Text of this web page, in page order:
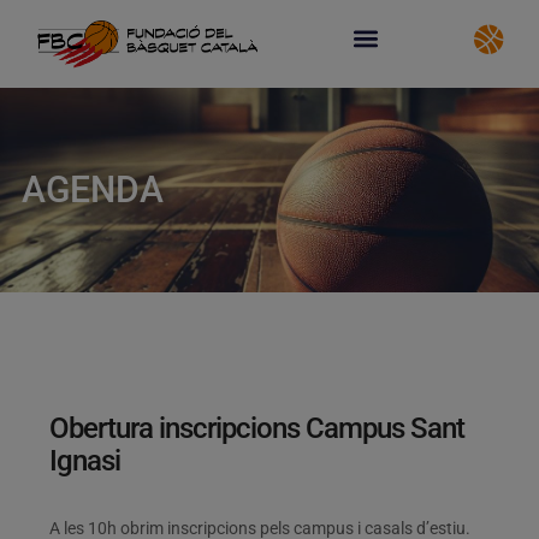
AGENDA
Obertura inscripcions Campus Sant
Ignasi
A les 10h obrim inscripcions pels campus i casals d’estiu.